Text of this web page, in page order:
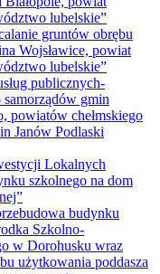
Ochrony Informacji
Budownictwa
Sportu i Spraw
i Gospodarki
Obywatelskich
Gospodarczy
i Ochrony
i Zarządzania